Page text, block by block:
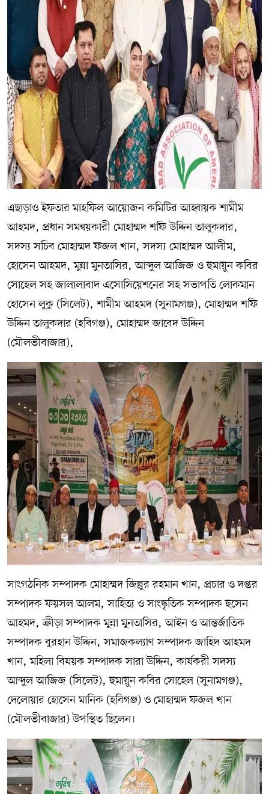
এছাড়াও ইফতার মাহফিল আয়োজন কমিটির আহ্বায়ক শামীম
আহমদ, প্রধান সমন্বয়কারী মোহাম্মদ শফি উদ্দিন তালুকদার,
সদস্য সচিব মোহাম্মদ ফজল খান, সদস্য মোহাম্মদ আলীম,
হোসেন আহমদ, মুন্না মুনতাসির, আব্দুল আজিজ ও হুমায়ুন কবির
সোহেল সহ জালালাবাদ এসোসিয়েশনের সহ সভাপতি লোকমান
হোসেন লুকু (সিলেট), শামীম আহমদ (সুনামগঞ্জ), মোহাম্মদ শফি
উদ্দিন তালুকদার (হবিগঞ্জ), মোহাম্মদ জাবেদ উদ্দিন
(মৌলভীবাজার),
সাংগঠনিক সম্পাদক মোহাম্মদ জিল্লুর রহমান খান, প্রচার ও দপ্তর
সম্পাদক ফয়সল আলম, সাহিত্য ও সাংস্কৃতিক সম্পাদক হুসেন
আহমদ, ক্রীড়া সম্পাদক মুন্না মুনতাসির, আইন ও আন্তর্জাতিক
সম্পাদক বুরহান উদ্দিন, সমাজকল্যাণ সম্পাদক জাহিদ আহমদ
খান, মহিলা বিষয়ক সম্পাদক সারা উদ্দিন, কার্যকরী সদস্য
আব্দুল আজিজ (সিলেট), হুমায়ুন কবির সোহেল (সুনামগঞ্জ),
দেলোয়ার হোসেন মানিক (হবিগঞ্জ) ও মোহাম্মদ ফজল খান
(মৌলভীবাজার) উপস্থিত ছিলেন।